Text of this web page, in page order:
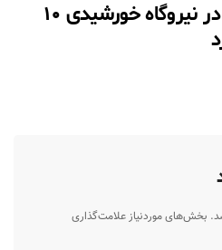
تجهیزات مورد استفاده در نیروگاه خورشیدی ۱۰
بخش‌های موردنیاز علامت‌گذاری